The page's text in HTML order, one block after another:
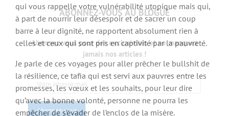
qui vous rappelle votre vulnérabilité utopique mais qui,
à part de nourrir leur désespoir et de sacrer un coup
barre à leur dignité, ne rapportent absolument rien à
celles et ceux qui sont pris en captivité par la pauvreté.
Je parle de ces voyages pour aller prêcher le bullshit de
la résilience, ce tafia qui est servi aux pauvres entre les
promesses, les vœux et les souhaits, pour leur dire
qu’avec la bonne volonté, personne ne pourra les
empêcher de s’évader de l’enclos de la misère.
ABONNEZ-VOUS AU BLOGUE
Abonnez-vous pour des exclusivités et ne manquez
jamais nos articles !